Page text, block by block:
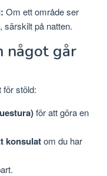
Om ett område ser
särskilt på natten.
något går
för stöld:
för att göra en
konsulatom du har